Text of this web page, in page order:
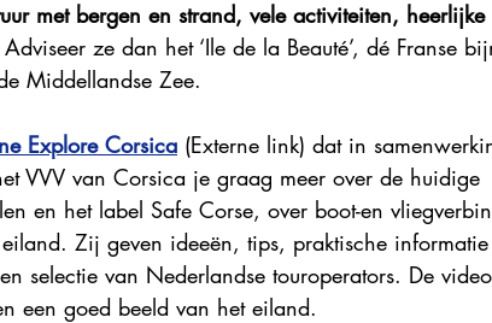
Explore France
Explore France 2023 Explore France 2022
met bergen en strand, vele activiteiten, heerlijke
Adviseer ze dan het ‘Ile de la Beauté’, dé Franse
Middellandse Zee.
Explore Corsica (Externe link) dat in
VVV van Corsica je graag meer over de huidige
en het label Safe Corse, over boot-en
Zij geven ideeën, tips, praktische
selectie van Nederlandse touroperators. De
een goed beeld van het eiland.